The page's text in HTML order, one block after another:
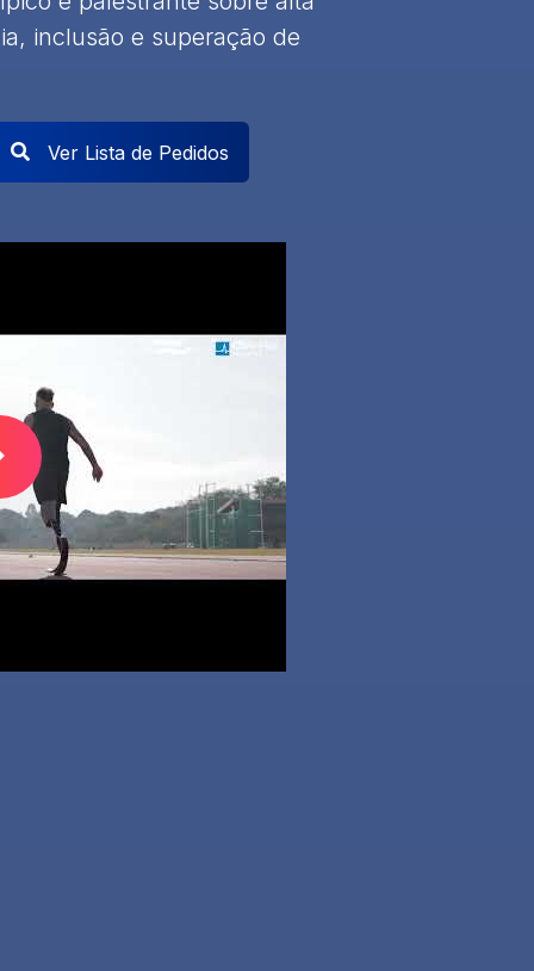
inclusão e superação de
Ver Lista de Pedidos